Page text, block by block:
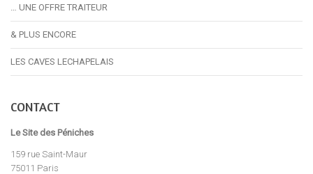
… UNE OFFRE TRAITEUR
& PLUS ENCORE
LES CAVES LECHAPELAIS
CONTACT
Le Site des Péniches
159 rue Saint-Maur
75011 Paris